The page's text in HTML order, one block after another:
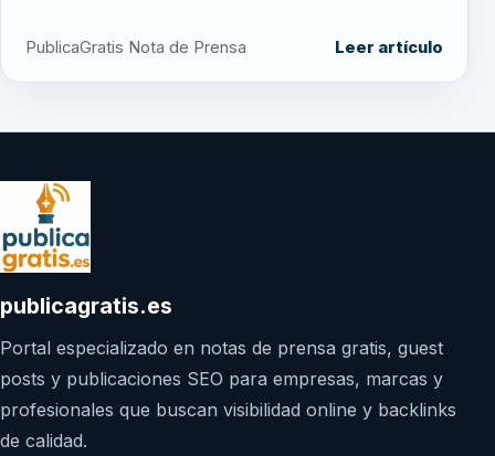
PublicaGratis Nota de Prensa Leer artículo
publicagratis.es
Portal especializado en notas de prensa gratis, guest
posts y publicaciones SEO para empresas, marcas y
profesionales que buscan visibilidad online y backlinks
de calidad.